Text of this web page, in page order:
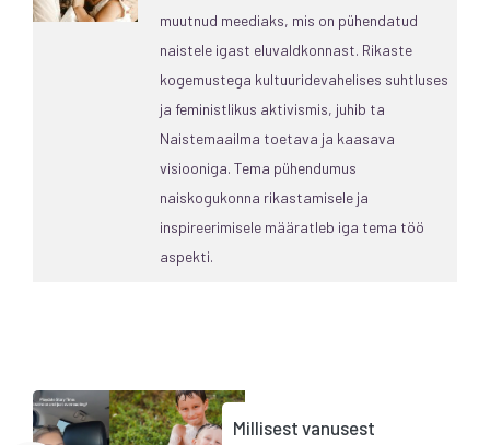
muutnud meediaks, mis on pühendatud
naistele igast eluvaldkonnast. Rikaste
kogemustega kultuuridevahelises suhtluses
ja feministlikus aktivismis, juhib ta
Naistemaailma toetava ja kaasava
visiooniga. Tema pühendumus
naiskogukonna rikastamisele ja
inspireerimisele määratleb iga tema töö
aspekti.
Millisest vanusest